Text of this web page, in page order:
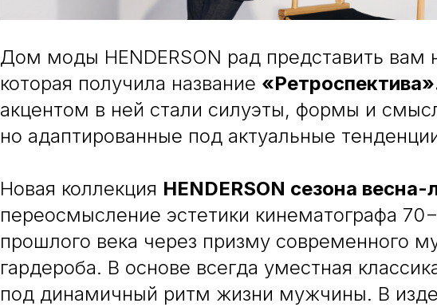
Дом моды HENDERSON рад представить вам
которая получила название
акцентом в ней стали силуэты, формы и
но адаптированные под актуальные
Новая коллекция HENDERSON сезона
переосмысление эстетики кинематографа
прошлого века через призму современного
гардероба. В основе всегда уместная
под динамичный ритм жизни мужчины. В